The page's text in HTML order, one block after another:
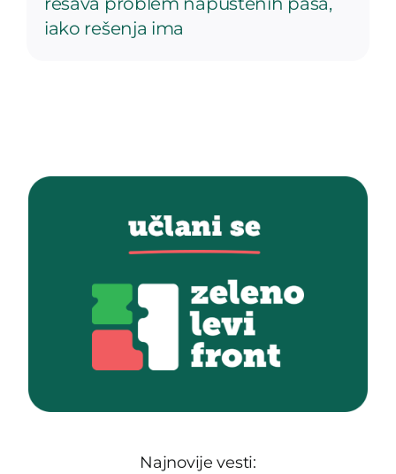
iako rešenja ima
Najnovije vesti: